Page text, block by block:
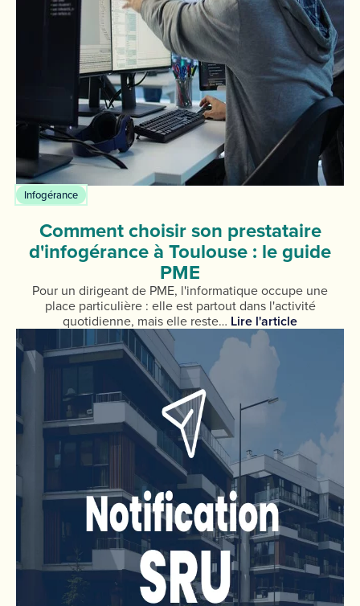
Infogérance
Comment choisir son prestataire
d'infogérance à Toulouse : le guide
PME
Pour un dirigeant de PME, l'informatique occupe une
place particulière : elle est partout dans l'activité
quotidienne, mais elle reste… Lire l'article